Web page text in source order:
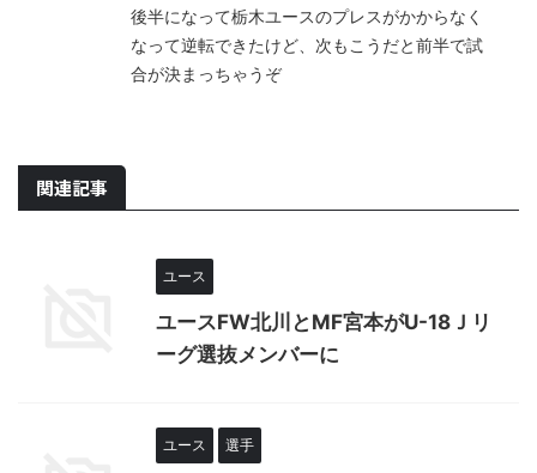
後半になって栃木ユースのプレスがかからなく
なって逆転できたけど、次もこうだと前半で試
合が決まっちゃうぞ
関連記事
ユース
ユースFW北川とMF宮本がU-18Ｊリ
ーグ選抜メンバーに
ユース 選手